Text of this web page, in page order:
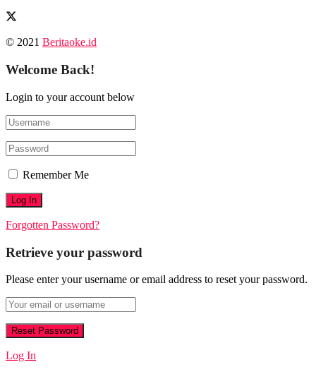
© 2021 Beritaoke.id
Welcome Back!
Login to your account below
Remember Me
Forgotten Password?
Retrieve your password
Please enter your username or email address to reset your password.
Log In